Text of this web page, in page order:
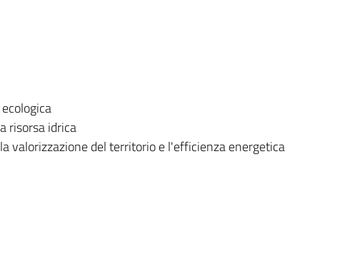
risorsa idrica
valorizzazione del territorio e l'efficienza energetica